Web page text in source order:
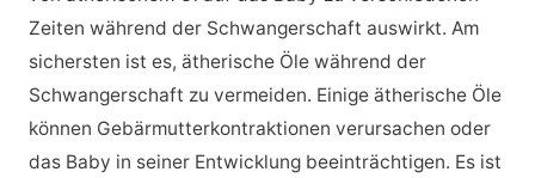
Zeiten während der Schwangerschaft auswirkt. Am
sichersten ist es, ätherische Öle während der
Schwangerschaft zu vermeiden. Einige ätherische Öle
können Gebärmutterkontraktionen verursachen oder
das Baby in seiner Entwicklung beeinträchtigen. Es ist